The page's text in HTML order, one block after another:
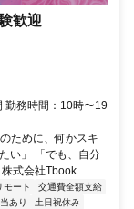
歓迎
勤務時間：10時〜19
ために、何かスキ
い」 「でも、自分
式会社Tbook...
モート
交通費全額支給
あり 土日祝休み